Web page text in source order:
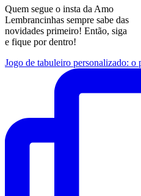
Quem segue o insta da Amo
Lembrancinhas sempre sabe das
novidades primeiro! Então, siga
e fique por dentro!
Jogo de tabuleiro personalizado: o